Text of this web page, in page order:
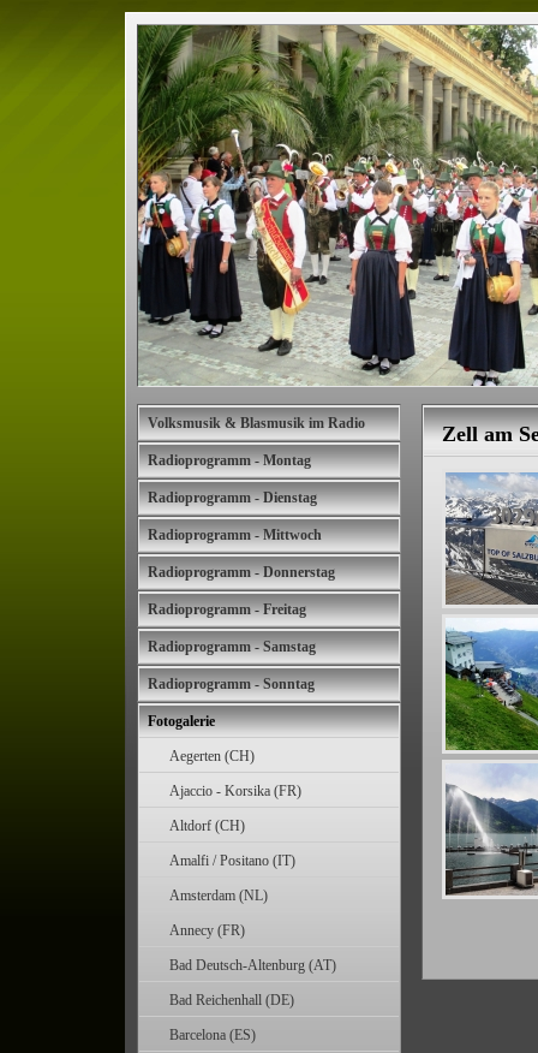
Zell am
Volksmusik & Blasmusik im Radio
Radioprogramm - Montag
Radioprogramm - Dienstag
Radioprogramm - Mittwoch
Radioprogramm - Donnerstag
Radioprogramm - Freitag
Radioprogramm - Samstag
Radioprogramm - Sonntag
Fotogalerie
Aegerten (CH)
Ajaccio - Korsika (FR)
Altdorf (CH)
Amalfi / Positano (IT)
Amsterdam (NL)
Annecy (FR)
Bad Deutsch-Altenburg (AT)
Bad Reichenhall (DE)
Barcelona (ES)